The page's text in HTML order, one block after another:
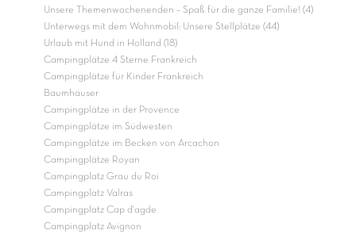
Unsere Themenwochenenden – Spaß für die ganze Familie! (4)
Unterwegs mit dem Wohnmobil: Unsere Stellplätze (44)
Urlaub mit Hund in Holland (18)
Campingplätze 4 Sterne Frankreich
Campingplätze für Kinder Frankreich
Baumhäuser
Campingplätze in der Provence
Campingplätze im Südwesten
Campingplätze im Becken von Arcachon
Campingplätze Royan
Campingplatz Grau du Roi
Campingplatz Valras
Campingplatz Cap d'agde
Campingplatz Avignon